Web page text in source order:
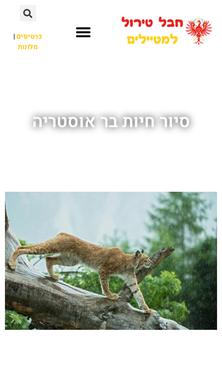
כרטיסים|
מלונות
סיור חיות בר אוסטריה